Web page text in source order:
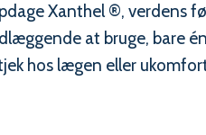
Xanthel ®, verdens
at bruge, bare
hos lægen eller